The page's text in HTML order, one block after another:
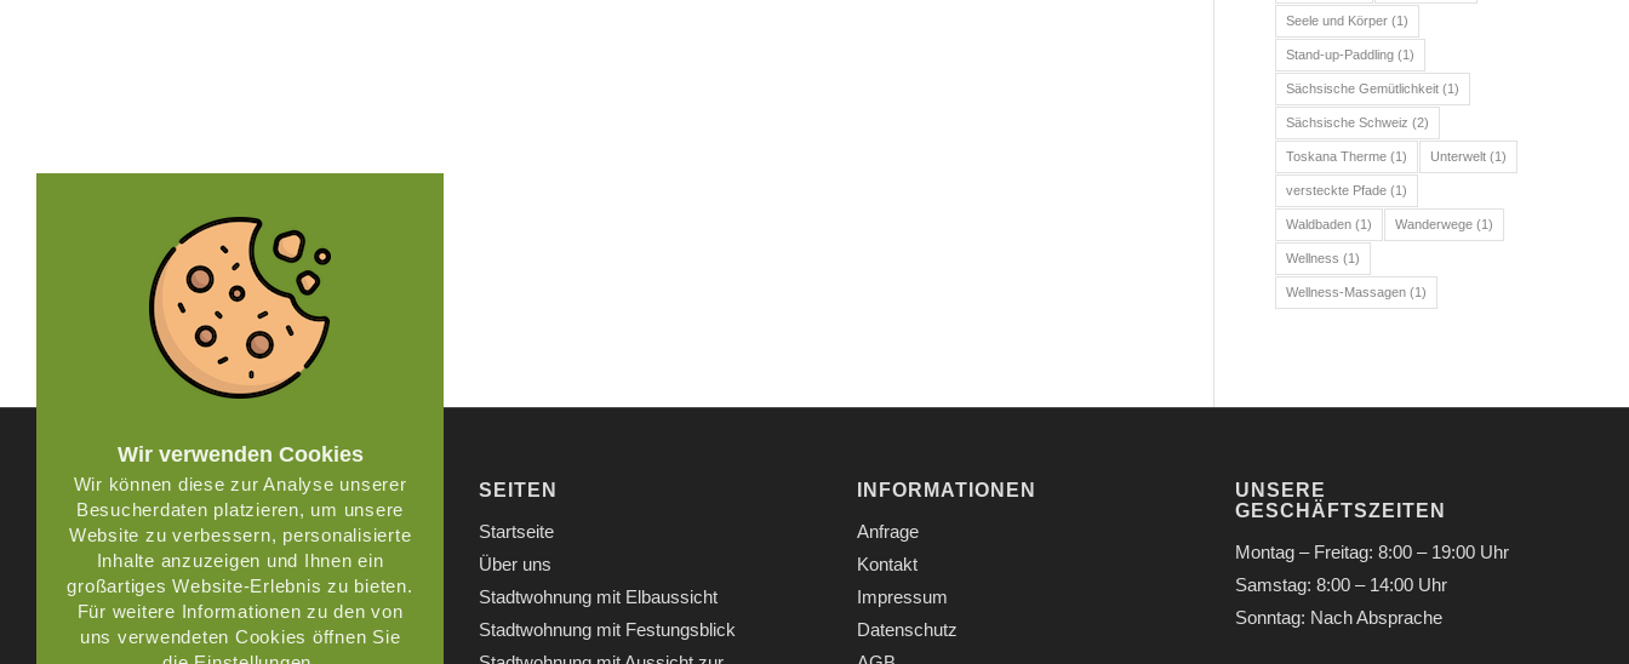
Seele und Körper (1)
Stand-up-Paddling (1)
Sächsische Gemütlichkeit (1)
Sächsische Schweiz (2)
Toskana Therme (1) Unterwelt (1)
versteckte Pfade (1)
Waldbaden (1) Wanderwege (1)
Wellness (1)
Wellness-Massagen (1)
ADRESSE
RoGaLa Ferienwohnungen
Buchenhain 56a
01816 Bad Gottleuba-Bergießhübel
Deutschland
SEITEN
Startseite
Über uns
Stadtwohnung mit Elbaussicht
Stadtwohnung mit Festungsblick
INFORMATIONEN
Anfrage
Kontakt
Impressum
Datenschutz
UNSERE
GESCHÄFTSZEITEN
Montag – Freitag: 8:00 – 19:00 Uhr
Samstag: 8:00 – 14:00 Uhr
Sonntag: Nach Absprache
Wir verwenden Cookies
Wir können diese zur Analyse unserer
Besucherdaten platzieren, um unsere
Website zu verbessern, personalisierte
Inhalte anzuzeigen und Ihnen ein
großartiges Website-Erlebnis zu bieten.
Für weitere Informationen zu den von
uns verwendeten Cookies öffnen Sie